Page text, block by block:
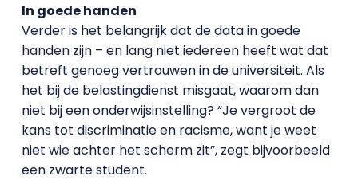
In goede handen
Verder is het belangrijk dat de data in goede
handen zijn – en lang niet iedereen heeft wat dat
betreft genoeg vertrouwen in de universiteit. Als
het bij de belastingdienst misgaat, waarom dan
niet bij een onderwijsinstelling? “Je vergroot de
kans tot discriminatie en racisme, want je weet
niet wie achter het scherm zit”, zegt bijvoorbeeld
een zwarte student.